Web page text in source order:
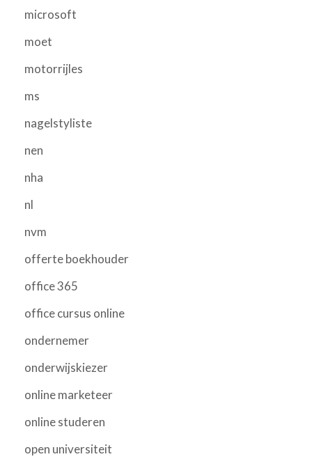
microsoft
moet
motorrijles
ms
nagelstyliste
nen
nha
nl
nvm
offerte boekhouder
office 365
office cursus online
ondernemer
onderwijskiezer
online marketeer
online studeren
open universiteit